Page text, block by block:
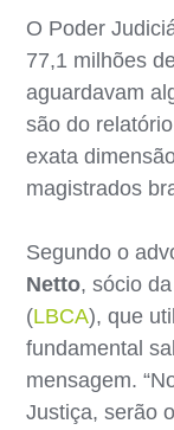
O Poder
77,1 milhões
aguardavam
são do
exata
magistrados
Segundo o
Netto, sócio
(LBCA), que
fundamental
mensagem.
Justiça, serão